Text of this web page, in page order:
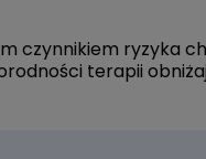
czynnikiem ryzyka
terapii
przyjrzymy się